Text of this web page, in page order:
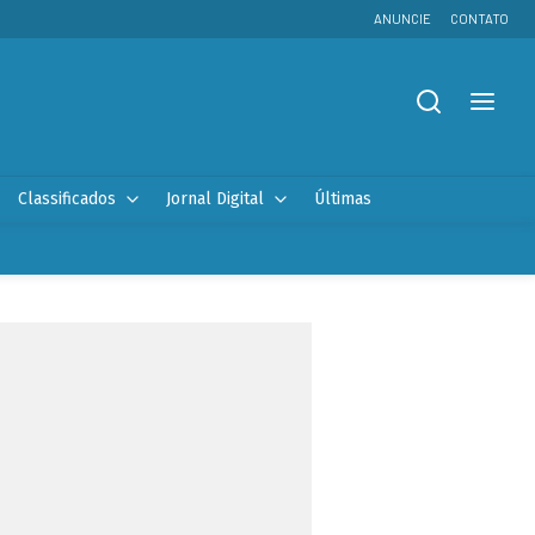
ANUNCIE CONTATO
Classificados Jornal Digital Últimas